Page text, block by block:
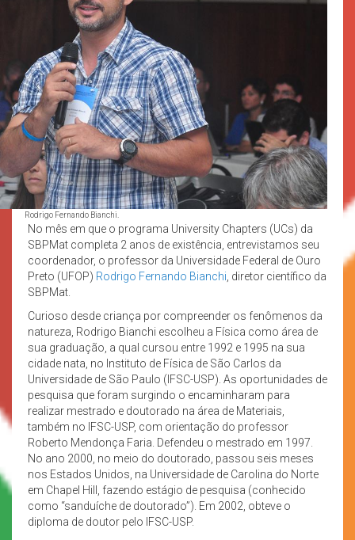
Rodrigo Fernando Bianchi.
No mês em que o programa University Chapters (UCs) da
SBPMat completa 2 anos de existência, entrevistamos seu
coordenador, o professor da Universidade Federal de Ouro
Preto (UFOP) Rodrigo Fernando Bianchi , diretor científico da
SBPMat.
Curioso desde criança por compreender os fenômenos da
natureza, Rodrigo Bianchi escolheu a Física como área de
sua graduação, a qual cursou entre 1992 e 1995 na sua
cidade nata, no Instituto de Física de São Carlos da
Universidade de São Paulo (IFSC-USP). As oportunidades de
pesquisa que foram surgindo o encaminharam para
realizar mestrado e doutorado na área de Materiais,
também no IFSC-USP, com orientação do professor
Roberto Mendonça Faria. Defendeu o mestrado em 1997.
No ano 2000, no meio do doutorado, passou seis meses
nos Estados Unidos, na Universidade de Carolina do Norte
em Chapel Hill, fazendo estágio de pesquisa (conhecido
como “sanduíche de doutorado”). Em 2002, obteve o
diploma de doutor pelo IFSC-USP.